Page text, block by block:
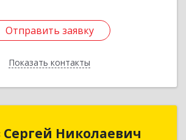
Отправить заявку
Показать контакты
Отправить заявку
Назад
Сергей Николаевич
Сергей Николаевич